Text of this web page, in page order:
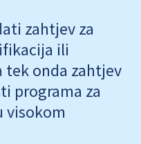
zahtjev za
ili
tek onda zahtjev
programa za
visokom